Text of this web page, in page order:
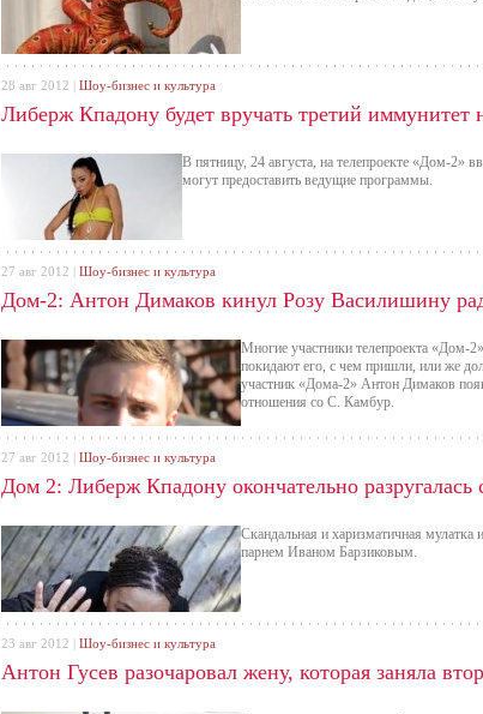
Либерж Кпадону будет вручать третий иммунитет
В пятницу, 24 августа, на телепроекте «Дом-2»
могут предоставить ведущие программы.
28 авг 2012 | Шоу-бизнес и культура
Дом-2: Антон Димаков кинул Розу Василишину
Многие участники телепроекта «Дом-
покидают его, с чем пришли, или же
участник «Дома-2» Антон Димаков
отношения со С. Камбур.
27 авг 2012 | Шоу-бизнес и культура
Дом 2: Либерж Кпадону окончательно
Скандальная и харизматичная
парнем Иваном Барзиковым.
27 авг 2012 | Шоу-бизнес и культура
Антон Гусев разочаровал жену, которая заняла
23 авг 2012 | Шоу-бизнес и культура